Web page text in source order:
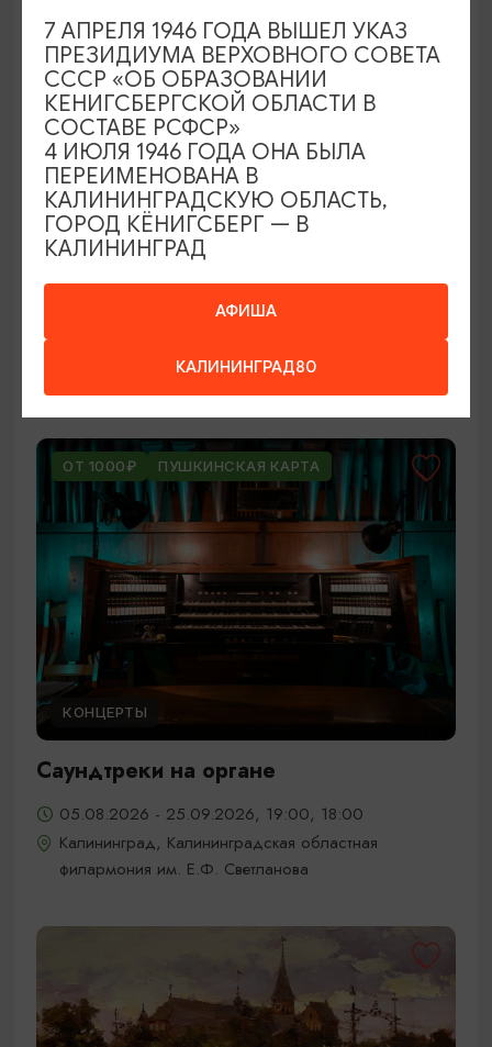
ВЫСТАВКИ
Оставленный багаж
Светлогорск, Арт-пространство «Янтарь-холл»
ОТ 1000₽ ПУШКИНСКАЯ КАРТА
КОНЦЕРТЫ
Саундтреки на органе
05.08.2026 - 25.09.2026, 19:00, 18:00
Калининград, Калининградская областная
филармония им. Е.Ф. Светланова
АФИША
КАЛИНИНГРАД80
7 АПРЕЛЯ 1946 ГОДА ВЫШЕЛ УКАЗ
ПРЕЗИДИУМА ВЕРХОВНОГО СОВЕТА
СССР «ОБ ОБРАЗОВАНИИ
КЕНИГСБЕРГСКОЙ ОБЛАСТИ В
СОСТАВЕ РСФСР»
4 ИЮЛЯ 1946 ГОДА ОНА БЫЛА
ПЕРЕИМЕНОВАНА В
КАЛИНИНГРАДСКУЮ ОБЛАСТЬ,
ГОРОД КЁНИГСБЕРГ — В
КАЛИНИНГРАД